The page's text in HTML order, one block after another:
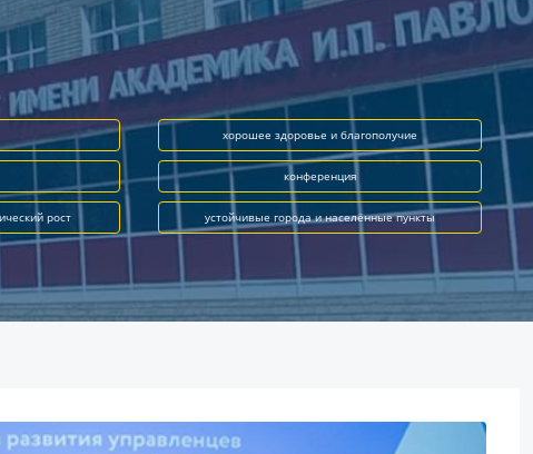
хорошее здоровье и благополучие
конференция
рост устойчивые города и населённые пункты